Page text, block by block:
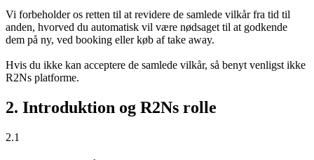
Vi forbeholder os retten til at revidere de samlede vilkår fra tid til
anden, hvorved du automatisk vil være nødsaget til at godkende
dem på ny, ved booking eller køb af take away.
Hvis du ikke kan acceptere de samlede vilkår, så benyt venligst ikke
R2Ns platforme.
2. Introduktion og R2Ns rolle
2.1